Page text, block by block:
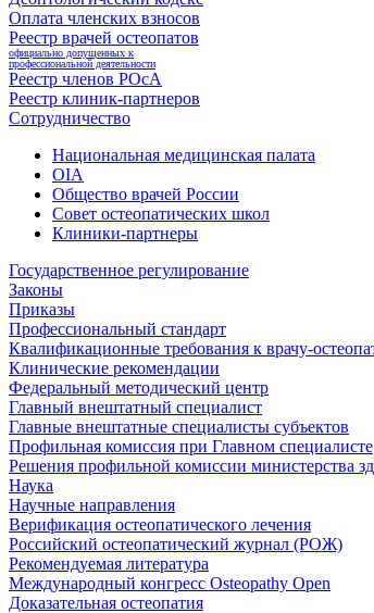
Оплата членских взносов
Реестр врачей остеопатов
официально допущенных к
профессиональной деятельности
Реестр членов РОсА
Реестр клиник-партнеров
Сотрудничество
Национальная медицинская палата
OIA
Общество врачей России
Совет остеопатических школ
Клиники-партнеры
Государственное регулирование
Законы
Приказы
Профессиональный стандарт
Квалификационные требования к врачу-
Клинические рекомендации
Федеральный методический центр
Главный внештатный специалист
Главные внештатные специалисты субъектов
Профильная комиссия при Главном специалисте
Решения профильной комиссии министерства
Наука
Научные направления
Верификация остеопатического лечения
Российский остеопатический журнал (РОЖ)
Рекомендуемая литература
Международный конгресс Osteopathy Open
Доказательная остеопатия